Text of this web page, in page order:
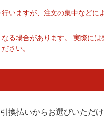
いますが、注文の集中などに
る場合があります。 実際には
さい。
換払いからお選びいただけ